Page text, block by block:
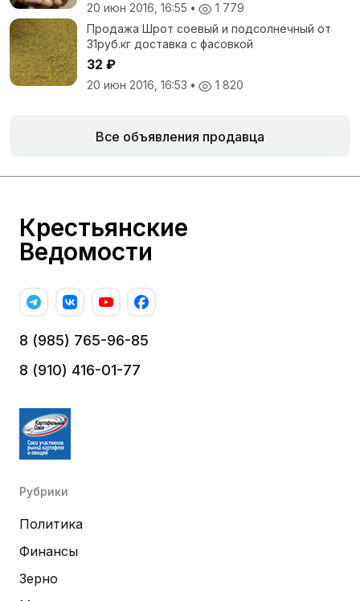
20 июн 2016, 16:55 •
1 779
Продажа Шрот соевый и подсолнечный от
31руб.кг доставка с фасовкой
32 ₽
20 июн 2016, 16:53 • 1 820
Все объявления продавца
Крестьянские
Ведомости
8 (985) 765-96-85
8 (910) 416-01-77
Рубрики
Политика
Финансы
Зерно